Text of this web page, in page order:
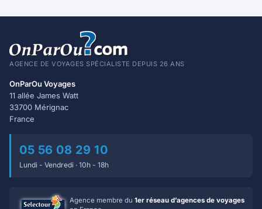
AGENCE DE VOYAGES SPÉCIALISTE DEPUIS 26 ANS
OnParOu Voyages
11 allée James Watt
33700 Mérignac
France
05 56 08 29 10
Lundi - Vendredi · 10h - 18h
Agence membre du 1er réseau d’agences de voyages